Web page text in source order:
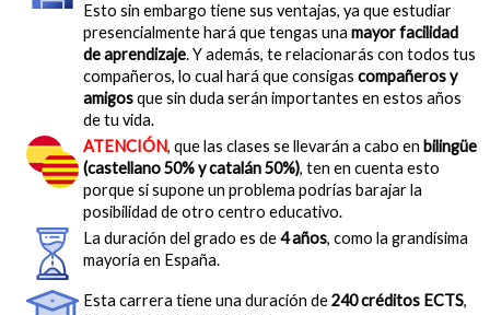
Esto sin embargo tiene sus ventajas, ya que estudiar
presencialmente hará que tengas una mayor facilidad
de aprendizaje. Y además, te relacionarás con todos tus
compañeros, lo cual hará que consigas compañeros y
amigosque sin duda serán importantes en estos años
de tu vida.
ATENCIÓN, que las clases se llevarán a cabo en bilingüe
(castellano 50% y catalán 50%), ten en cuenta esto
porque si supone un problema podrías barajar la
posibilidad de otro centro educativo.
La duración del grado es de4 años, como la grandísima
mayoría en España.
Esta carrera tiene una duración de240 créditos ECTS,